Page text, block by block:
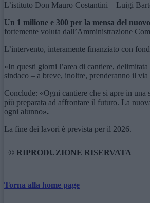
L’istituto Don Mauro Costantini – Luigi
Un 1 milione e 300 per la mensa del
fortemente voluta dall’Amministrazione
L’intervento, interamente finanziato con
«In questi giorni l’area di cantiere,
sindaco – a breve, inoltre, prenderanno il
Conclude: «Ogni cantiere che si apre in una
più preparata ad affrontare il futuro. La
ogni alunno».
La fine dei lavori è prevista per il 2026.
© RIPRODUZIONE RISERVATA
Torna alla home page